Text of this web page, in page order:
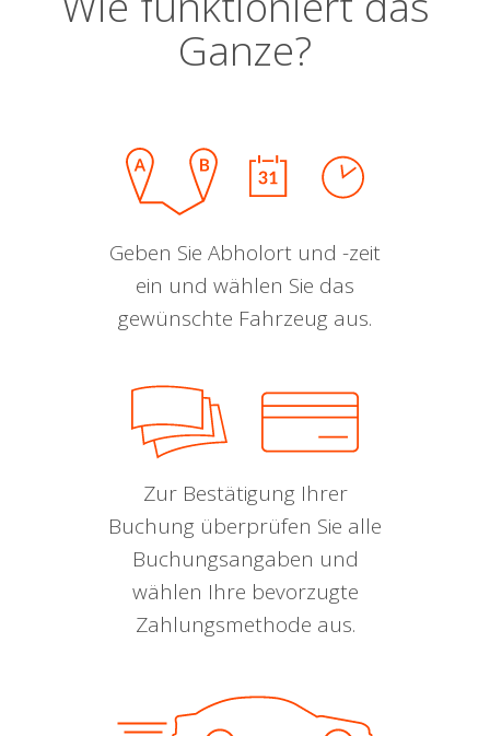
Ganze?
Geben Sie Abholort und -zeit
ein und wählen Sie das
gewünschte Fahrzeug aus.
Zur Bestätigung Ihrer
Buchung überprüfen Sie alle
Buchungsangaben und
wählen Ihre bevorzugte
Zahlungsmethode aus.